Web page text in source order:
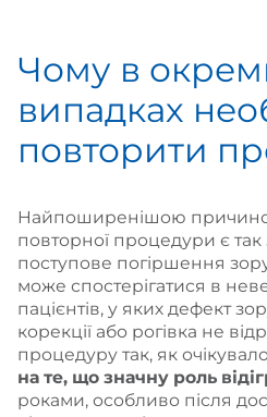
Чому в
випадках
повторити
Найпоширенішою
повторної процедури є так
поступове погіршення
може спостерігатися в
пацієнтів, у яких дефект
корекції або рогівка не
процедуру так, як
на те, що значну роль
роками, особливо після